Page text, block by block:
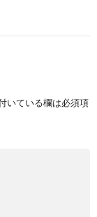
いている欄は必須項